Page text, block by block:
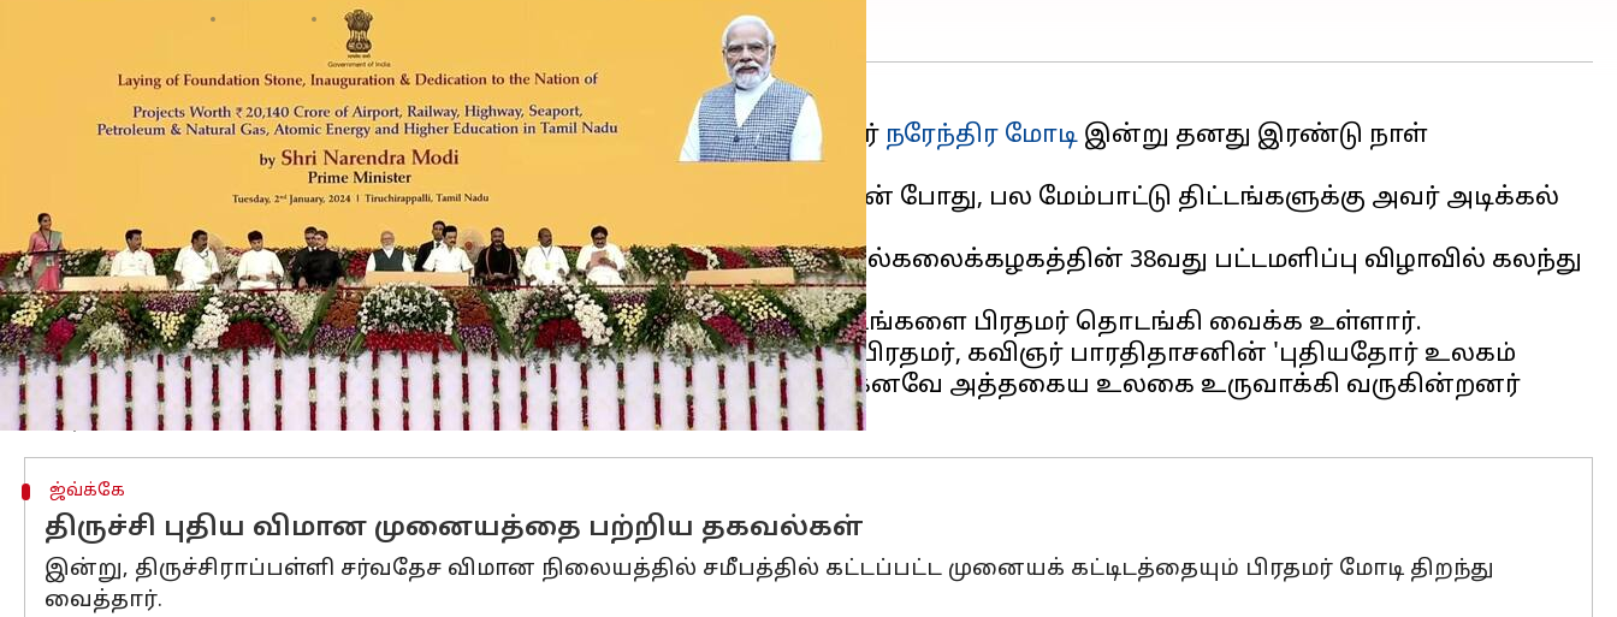
01:52 pm
செய்தி முன்னோட்டம்
தமிழகம், லட்சத்தீவு,கேரளாஆகிய மாநிலங்களுக்கு செல்ல பிரதமர் நரேந்திர மோடி இன்று தனது இரண்டு நாள்
பயணத்தைத் தொடங்கினார்.
தென் இந்திய பகுதிகளுக்கு அவர் மேற்கொள்ளும் இந்த பயணத்தின் போது, ​​பல மேம்பாட்டு திட்டங்களுக்கு அவர் அடிக்கல்
நாட்டுவார் என எதிர்பார்க்கப்படுகிறது.
முதற்கட்டமாக திருச்சியில் இறங்கிய பிரதமர் மோடி, பாரதிதாசன் பல்கலைக்கழகத்தின் 38வது பட்டமளிப்பு விழாவில் கலந்து
கொண்டார்.
அதிகாரப்பூர்வ அறிக்கையின்படி, தமிழகத்தில் பல வளர்ச்சித் திட்டங்களை பிரதமர் தொடங்கி வைக்க உள்ளார்.
பாரதிதாசன் பல்கலைக்கழக பட்டமளிப்பு விழாவில் உரையாற்றிய பிரதமர், கவிஞர் பாரதிதாசனின் 'புதியதோர் உலகம்
செய்வோம்' தமிழ் கவிதையை மேற்கோள் காட்டி, இளைஞர்கள் ஏற்கனவே அத்தகைய உலகை உருவாக்கி வருகின்றனர்
ஜ்வ்க்கே
திருச்சி புதிய விமான முனையத்தை பற்றிய தகவல்கள்
இன்று, திருச்சிராப்பள்ளி சர்வதேச விமான நிலையத்தில் சமீபத்தில் கட்டப்பட்ட முனையக் கட்டிடத்தையும் பிரதமர் மோடி திறந்து
வைத்தார்.